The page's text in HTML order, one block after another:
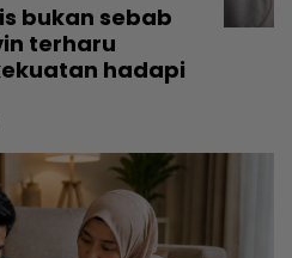
bukan sebab
terharu
hadapi